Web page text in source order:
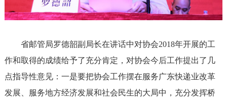
省邮管局罗德韶副局长在讲话中对协会2018年开展的工
作和取得的成绩给予了充分肯定，对协会今后工作提出了几
点指导性意见：一是要把协会工作摆在服务广东快递业改革
发展、服务地方经济发展和社会民生的大局中，充分发挥桥